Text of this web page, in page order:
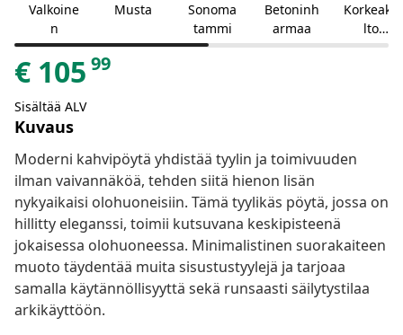
Valkoine
n
Musta
Sonoma
tammi
Betoninh
armaa
Korkeakii
lto
valkoinen
€ 105 99
Sisältää ALV
Kuvaus
Moderni kahvipöytä yhdistää tyylin ja toimivuuden
ilman vaivannäköä, tehden siitä hienon lisän
nykyaikaisi olohuoneisiin. Tämä tyylikäs pöytä, jossa on
hillitty eleganssi, toimii kutsuvana keskipisteenä
jokaisessa olohuoneessa. Minimalistinen suorakaiteen
muoto täydentää muita sisustustyylejä ja tarjoaa
samalla käytännöllisyyttä sekä runsaasti säilytystilaa
arkikäyttöön.